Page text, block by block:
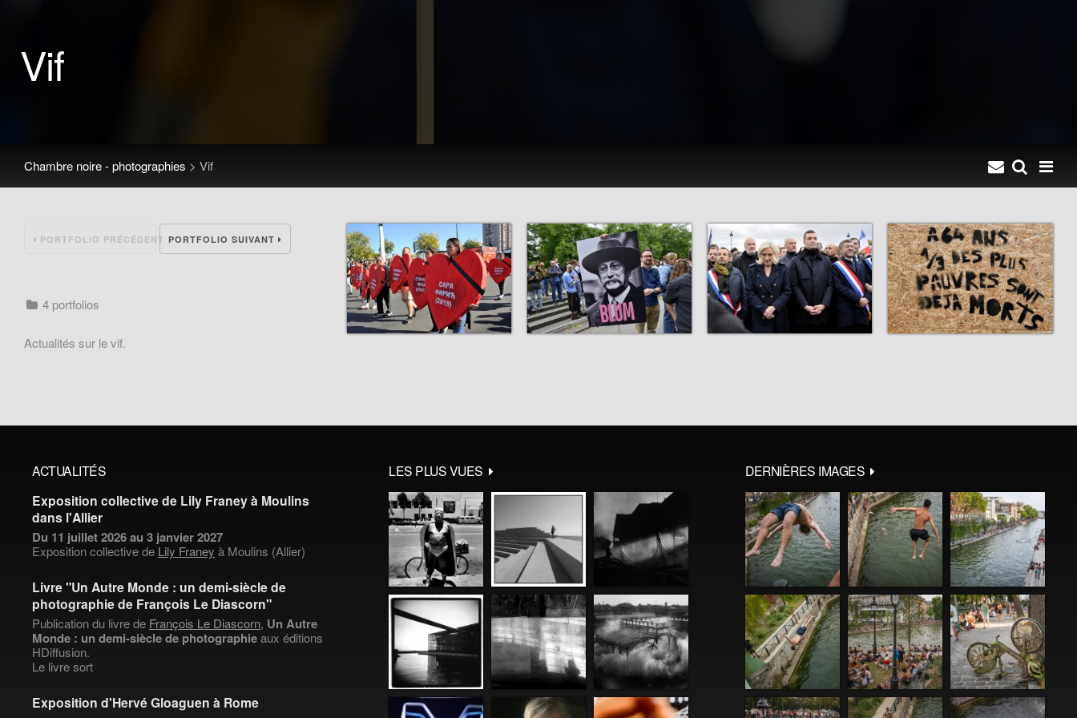
Vif
Chambre noire - photographies > Vif
PORTFOLIO PRÉCÉDENT PORTFOLIO SUIVANT
4 portfolios
Actualités sur le vif.
ACTUALITÉS
Exposition collective de Lily Franey à Moulins
dans l'Allier
Du 11 juillet 2026 au 3 janvier 2027
Exposition collective de Lily Franey à Moulins (Allier)
Livre "Un Autre Monde : un demi-siècle de
photographie de François Le Diascorn"
Publication du livre de François Le Diascorn, Un Autre
Monde : un demi-siècle de photographieaux éditions
HDiffusion.
Le livre sort
Exposition d'Hervé Gloaguen à Rome
LES PLUS VUES DERNIÈRES IMAGES